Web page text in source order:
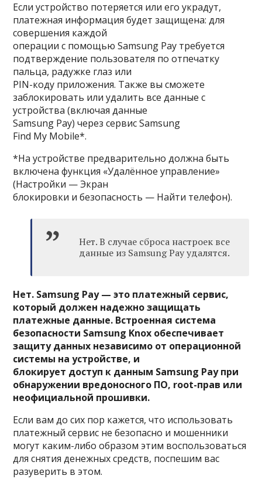
Если устройство потеряется или его украдут,
платежная информация будет защищена: для
совершения каждой
операции с помощью Samsung Pay требуется
подтверждение пользователя по отпечатку
пальца, радужке глаз или
PIN-коду приложения. Также вы сможете
заблокировать или удалить все данные с
устройства (включая данные
Samsung Pay) через сервис Samsung
Find My Mobile*.
*На устройстве предварительно должна быть
включена функция «Удалённое управление»
(Настройки — Экран
блокировки и безопасность — Найти телефон).
Нет. В случае сброса настроек все
данные из Samsung Pay удалятся.
Нет. Samsung Pay — это платежный сервис,
который должен надежно защищать
платежные данные. Встроенная система
безопасности Samsung Knox обеспечивает
защиту данных независимо от операционной
системы на устройстве, и
блокирует доступ к данным Samsung Pay при
обнаружении вредоносного ПО, root-прав или
неофициальной прошивки.
Если вам до сих пор кажется, что использовать
платежный сервис не безопасно и мошенники
могут каким-либо образом этим воспользоваться
для снятия денежных средств, поспешим вас
разуверить в этом.